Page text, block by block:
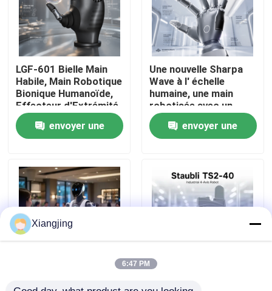
Vidéos
À propos de nous
Visite de l'usine
Contrôle de la qualité
Nous contacter
Blog
bras de robot industriel
LGF-601 Bielle Main
Habile, Main Robotique
Bionique Humanoïde,
Effecteur d'Extrémité
Robotique à Charge
Utile de 10KG Bus CAN
envoyer une
Une nouvelle Sharpa
Wave à l' échelle
humaine, une main
robotisée avec un
capteur tactile haute
résolution pour l'
intégration du robot.
envoyer une
Xiangjing
6:47 PM